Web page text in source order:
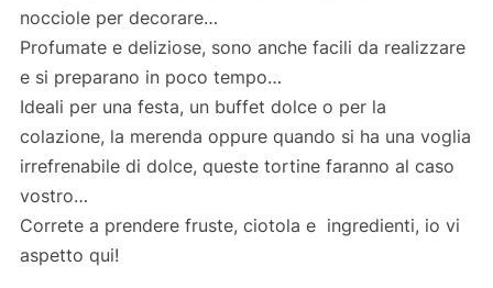
nocciole per decorare…
Profumate e deliziose, sono anche facili da realizzare
e si preparano in poco tempo…
Ideali per una festa, un buffet dolce o per la
colazione, la merenda oppure quando si ha una voglia
irrefrenabile di dolce, queste tortine faranno al caso
vostro…
Correte a prendere fruste, ciotola e ingredienti, io vi
aspetto qui!